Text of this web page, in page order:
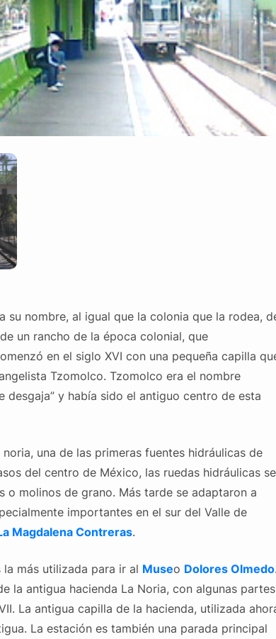
nombre, al igual que la colonia que la rodea,
un rancho de la época colonial, que
en el siglo XVI con una pequeña capilla
Tzomolco. Tzomolco era el nombre
desgaja” y había sido el antiguo centro de esta
una de las primeras fuentes hidráulicas de
del centro de México, las ruedas hidráulicas se
molinos de grano. Más tarde se adaptaron a
importantes en el sur del Valle de
Magdalena Contreras.
más utilizada para ir al Museo Dolores Olmedo.
la antigua hacienda La Noria, con algunas partes
La antigua capilla de la hacienda, utilizada
La estación es también una parada principal